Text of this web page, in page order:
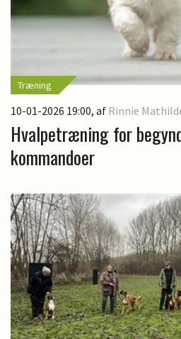
Træning
10-01-2026 19:00, af Rinnie
Hvalpetræning for
kommandoer